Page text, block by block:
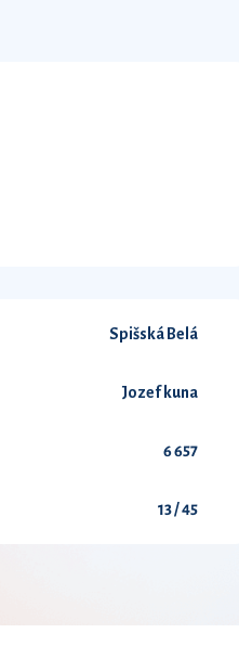
Spišská Belá
Jozef kuna
6 657
13 / 45